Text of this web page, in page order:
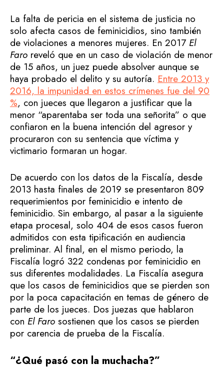
La falta de pericia en el sistema de justicia no
solo afecta casos de feminicidios, sino también
de violaciones a menores mujeres. En 2017 El
Faro reveló que en un caso de violación de menor
de 15 años, un juez puede absolver aunque se
haya probado el delito y su autoría. Entre 2013 y
2016, la impunidad en estos crímenes fue del 90
%, con jueces que llegaron a justificar que la
menor “aparentaba ser toda una señorita” o que
confiaron en la buena intención del agresor y
procuraron con su sentencia que víctima y
victimario formaran un hogar.
De acuerdo con los datos de la Fiscalía, desde
2013 hasta finales de 2019 se presentaron 809
requerimientos por feminicidio e intento de
feminicidio. Sin embargo, al pasar a la siguiente
etapa procesal, solo 404 de esos casos fueron
admitidos con esta tipificación en audiencia
preliminar. Al final, en el mismo periodo, la
Fiscalía logró 322 condenas por feminicidio en
sus diferentes modalidades. La Fiscalía asegura
que los casos de feminicidios que se pierden son
por la poca capacitación en temas de género de
parte de los jueces. Dos juezas que hablaron
con El Faro sostienen que los casos se pierden
por carencia de prueba de la Fiscalía.
“¿Qué pasó con la muchacha?”